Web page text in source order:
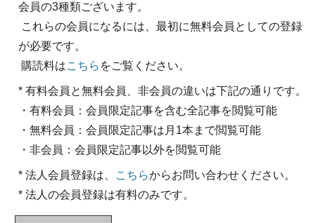
会員の3種類ございます。
これらの会員になるには、最初に無料会員としての登録
が必要です。
購読料はこちら をご覧ください。
* 有料会員と無料会員、非会員の違いは下記の通りです。
・有料会員：会員限定記事を含む全記事を閲覧可能
・無料会員：会員限定記事は月1本まで閲覧可能
・非会員：会員限定記事以外を閲覧可能
* 法人会員登録は、 こちらからお問い合わせください。
* 法人の会員登録は有料のみです。